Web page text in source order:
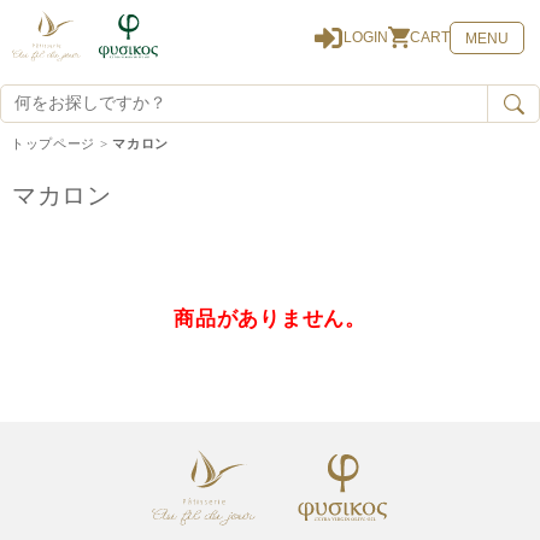
LOGIN CART
MENU
トップページ >マカロン
マカロン
商品がありません。